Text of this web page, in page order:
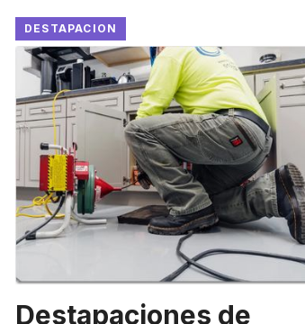
DESTAPACION
Destapaciones de